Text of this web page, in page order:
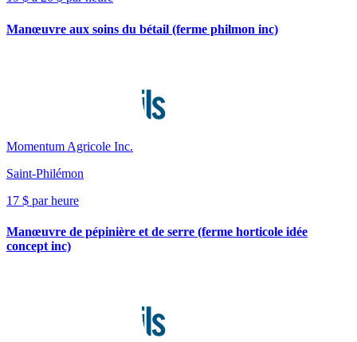
Manœuvre aux soins du bétail (ferme philmon inc)
Momentum Agricole Inc.
Saint-Philémon
17 $ par heure
Manœuvre de pépinière et de serre (ferme horticole idée
concept inc)